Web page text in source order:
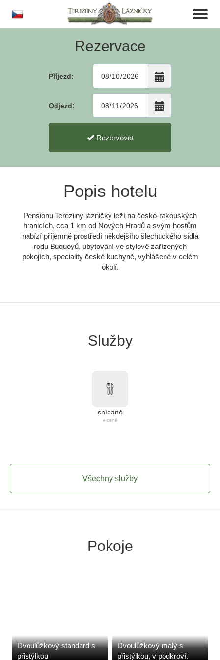
Toggle
Rezervace
Příjezd:
Odjezd:
Rezervovat
Popis hotelu
Pensionu Tereziiny lázničky leží na česko-rakouských
hranicích, cca 1 km od Nových Hradů a svým hostům
nabízí příjemné prostředí někdejšího šlechtického sídla
rodu Buquoyů, ubytování ve stylově zařízených
pokojích, speciality české kuchyně, vyhlášené v celém
okolí.
Služby
snídaně
v ceně
Všechny služby
Pokoje
Dvoulůžkový standard s
přistýlkou
Dvoulůžkový malý s
přistýlkou, v podkroví.